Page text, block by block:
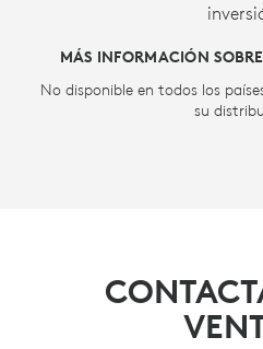
MÁS INFORMACIÓN
No disponible en todos los
su